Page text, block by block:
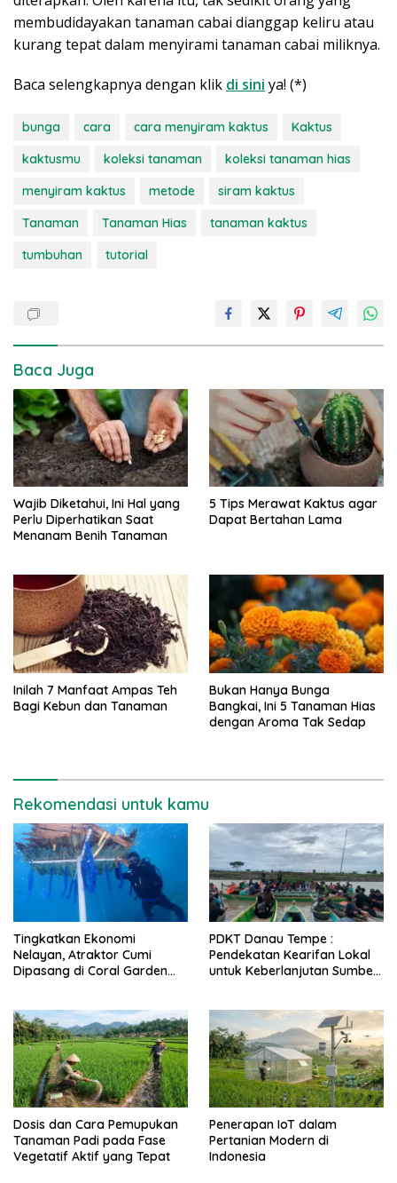
membudidayakan tanaman cabai dianggap keliru atau
kurang tepat dalam menyirami tanaman cabai miliknya.
Baca selengkapnya dengan klik di sini ya! (*)
bunga cara cara menyiram kaktus
Kaktus
kaktusmu
koleksi tanaman
koleksi tanaman hias
menyiram kaktus
metode
siram kaktus
Tanaman
Tanaman Hias
tanaman kaktus
tumbuhan
tutorial
Baca Juga
Wajib Diketahui, Ini Hal yang
Perlu Diperhatikan Saat
Menanam Benih Tanaman
5 Tips Merawat Kaktus agar
Dapat Bertahan Lama
Inilah 7 Manfaat Ampas Teh
Bagi Kebun dan Tanaman
Bukan Hanya Bunga
Bangkai, Ini 5 Tanaman Hias
dengan Aroma Tak Sedap
Rekomendasi untuk kamu
Tingkatkan Ekonomi
Nelayan, Atraktor Cumi
Dipasang di Coral Garden
PDKT Danau Tempe :
Pendekatan Kearifan Lokal
untuk Keberlanjutan Sumber
Dosis dan Cara Pemupukan
Tanaman Padi pada Fase
Vegetatif Aktif yang Tepat
Penerapan IoT dalam
Pertanian Modern di
Indonesia